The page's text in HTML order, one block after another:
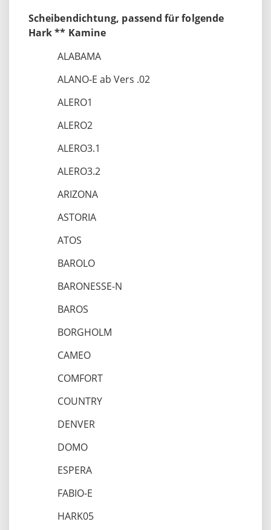
Scheibendichtung, passend für folgende
Hark ** Kamine
ALABAMA
ALANO-E ab Vers .02
ALERO1
ALERO2
ALERO3.1
ALERO3.2
ARIZONA
ASTORIA
ATOS
BAROLO
BARONESSE-N
BAROS
BORGHOLM
CAMEO
COMFORT
COUNTRY
DENVER
DOMO
ESPERA
FABIO-E
HARK05